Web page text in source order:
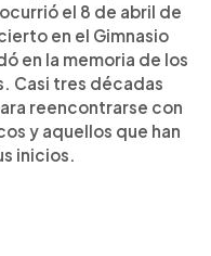
el 8 de abril de
en el Gimnasio
en la memoria de los
Casi tres décadas
reencontrarse con
y aquellos que han
inicios.